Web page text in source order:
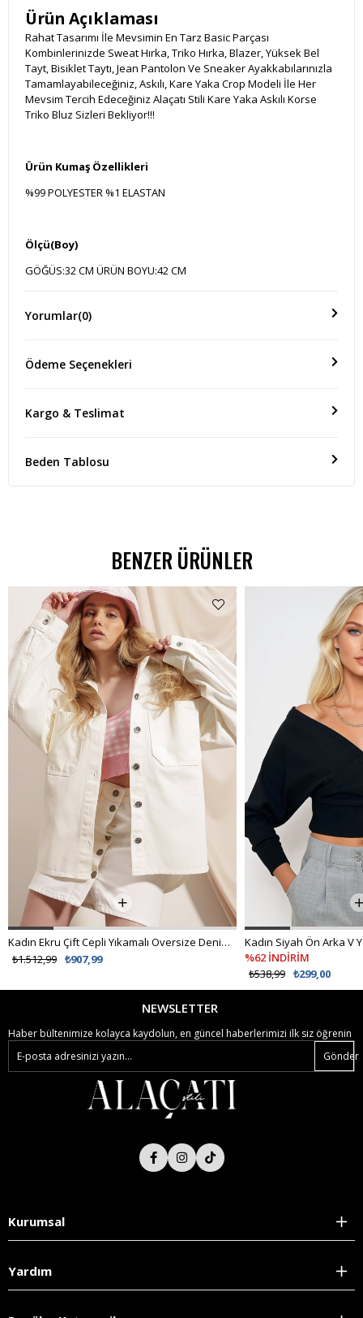
Ürün Açıklaması
Rahat Tasarımı İle Mevsimin En Tarz Basic Parçası
Kombinlerinizde Sweat Hırka, Triko Hırka, Blazer, Yüksek Bel
Tayt, Bisiklet Taytı, Jean Pantolon Ve Sneaker Ayakkabılarınızla
Tamamlayabileceğiniz, Askılı, Kare Yaka Crop Modeli İle Her
Mevsim Tercih Edeceğiniz Alaçatı Stili Kare Yaka Askılı Korse
Triko Bluz Sizleri Bekliyor!!!
Ürün Kumaş Özellikleri
%99 POLYESTER %1 ELASTAN
Ölçü(Boy)
GÖĞÜS:32 CM ÜRÜN BOYU:42 CM
Yorumlar(0)
Ödeme Seçenekleri
Kargo & Teslimat
Beden Tablosu
BENZER ÜRÜNLER
Kadın Ekru Çift Cepli Yıkamalı Oversize Denim Ceket ALC-X8152
₺907,99
₺1.512,99
%62 İNDİRİM
₺299,00
₺538,99
NEWSLETTER
Haber bültenimize kolayca kaydolun, en güncel haberlerimizi ilk siz öğrenin
Gönder
Kurumsal
Yardım